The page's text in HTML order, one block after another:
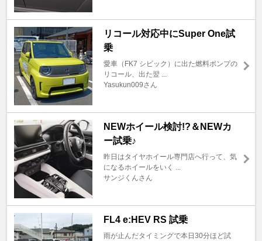
リコール対応中にSuper One試
乗
愛車（FK7 シビック）に出た燃料ポンプの
リコール、出た翌 ...
Yasukun009さん
NEWホイール検討!?＆NEWカ
ー試乗♪
昨日はタイヤホイール専門店へ行って、気
になるホイールをいく ...
サンジくんさん
FL4 e:HEV RS 試乗
雨が止んだタイミングで本日30分ほど試